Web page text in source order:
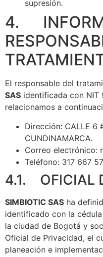
supresión.
4.
El responsable del
SAS identificada con NIT
relacionamos a
Dirección: CALLE 6
CUNDINAMARCA.
Correo electrónico:
Teléfono: 317 667
4.1. OFICIAL
SIMBIOTIC SAS ha
identificado con la
la ciudad de Bogotá y
Oficial de Privacidad, el
planeación e